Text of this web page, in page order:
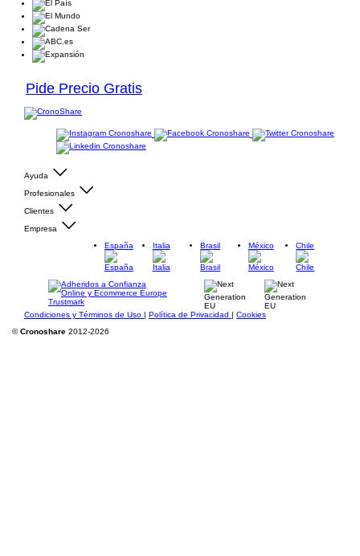
Pide Precio Gratis
Ayuda
Profesionales
Clientes
Empresa
España
Italia Brasil México Chile
Condiciones y Términos de Uso | Política de Privacidad | Cookies
©Cronoshare 2012-2026